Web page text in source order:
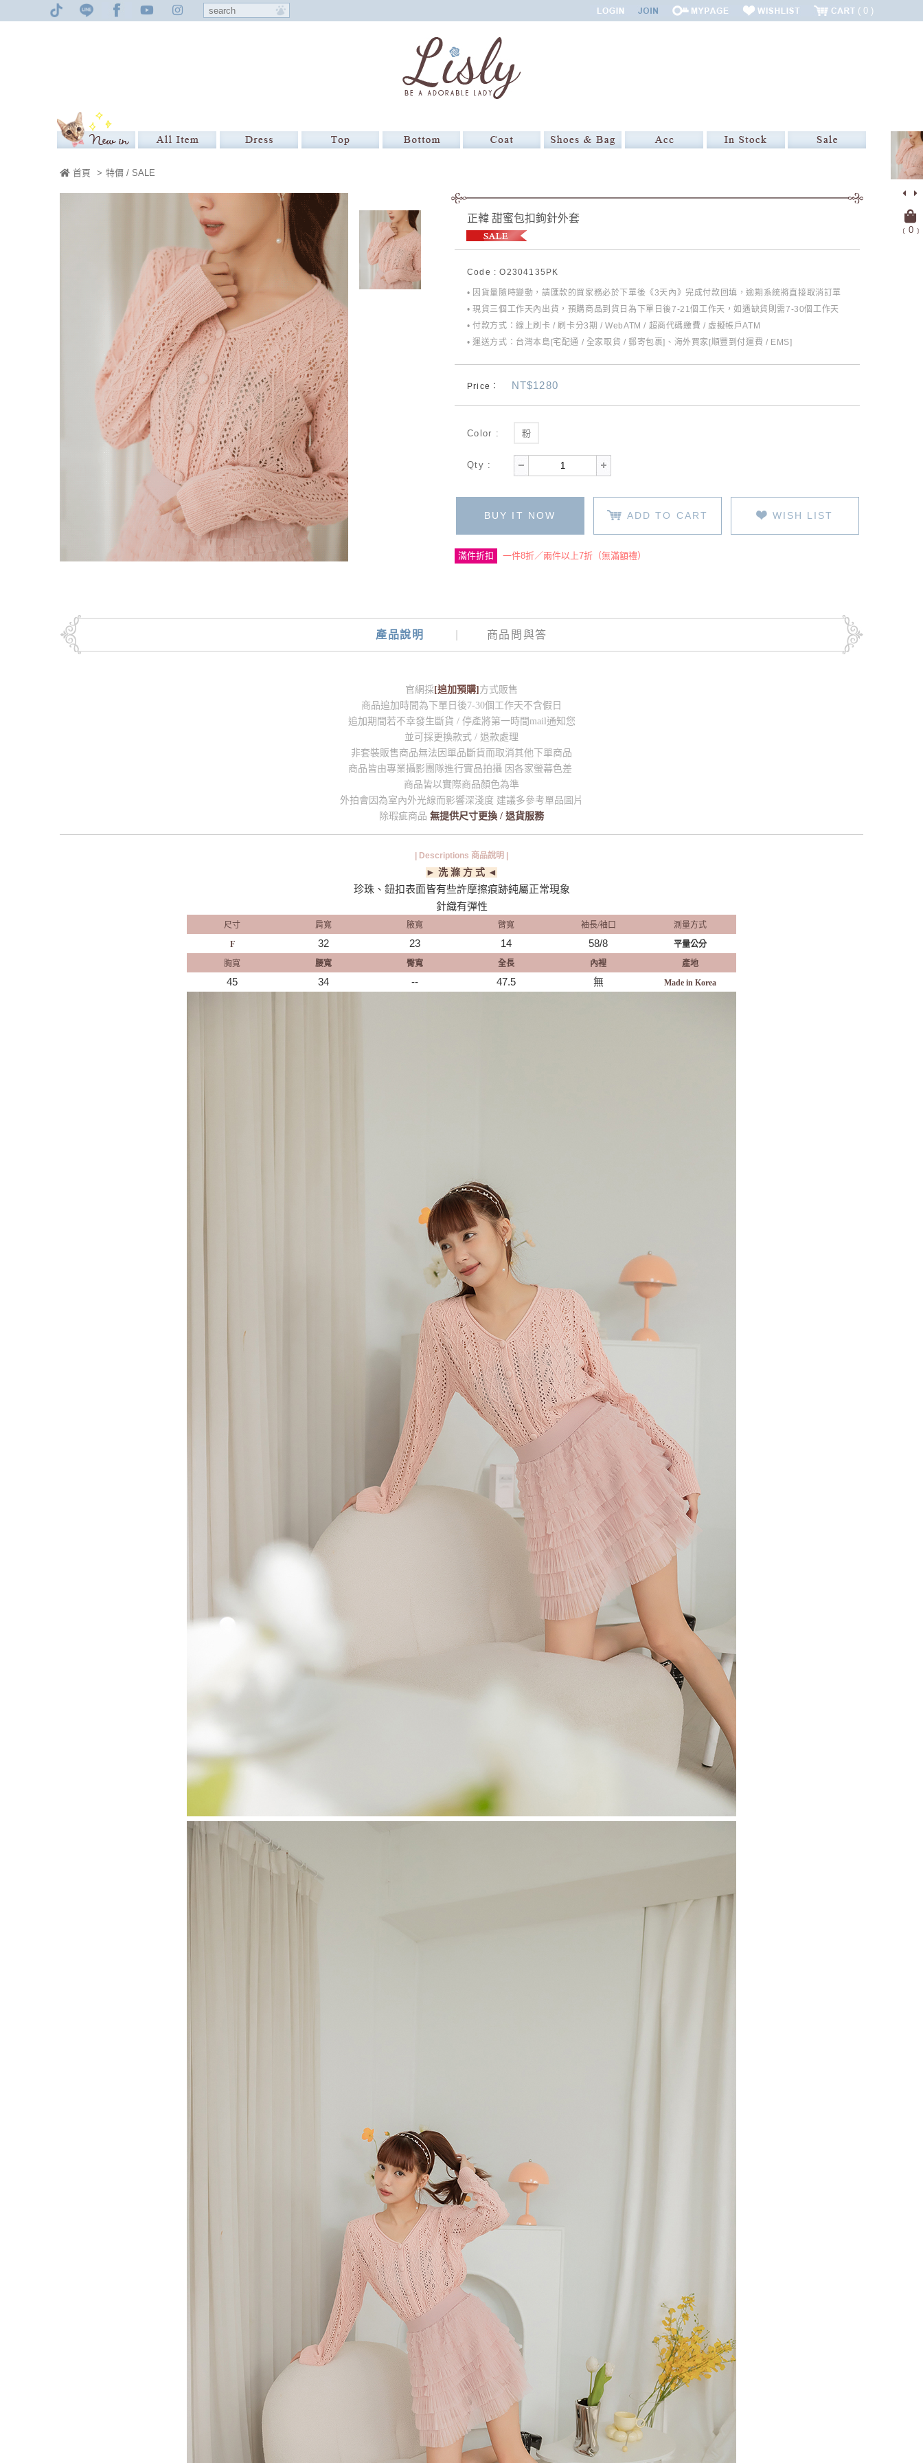
0
﹝ 0﹞
首頁 > 特價 / SALE
正韓 甜蜜包扣鉤針外套
Code : O2304135PK
• 因貨量隨時變動，請匯款的買家務必於下單後《3天內》完成付款回填，逾期系統將直接取消訂單
• 現貨三個工作天內出貨，預購商品到貨日為下單日後7-21個工作天，如遇缺貨則需7-30個工作天
• 付款方式：線上刷卡 / 刷卡分3期 / WebATM / 超商代碼繳費 / 虛擬帳戶ATM
• 運送方式：台灣本島[宅配通 / 全家取貨 / 郵寄包裹]、海外買家[順豐到付運費 / EMS]
Price： NT$1280
Color : 粉
Qty :
BUY IT NOW ADD TO CART WISH LIST
滿件折扣 一件8折／兩件以上7折（無滿額禮）
產品說明 商品問與答
官網採 [追加預購] 方式販售
商品追加時間為下單日後7-30個工作天不含假日
追加期間若不幸發生斷貨 / 停產將第一時間mail通知您
並可採更換款式 / 退款處理
非套裝販售商品無法因單品斷貨而取消其他下單商品
商品皆由專業攝影團隊進行實品拍攝 因各家螢幕色差
商品皆以實際商品顏色為準
外拍會因為室內外光線而影響深淺度 建議多參考單品圖片
除瑕疵商品 無提供尺寸更換 / 退貨服務
| Descriptions 商品說明 |
► 洗 滌 方 式 ◄
珍珠、鈕扣表面皆有些許摩擦痕跡純屬正常現象
針織有彈性
尺寸 肩寬 腋寬 臂寬 袖長/袖口
測量方式
F
32 23 14 58/8
平量公分
胸寬
腰寬 臀寬 全長 內裡 產地
45 34 -- 47.5 無 Made in Korea